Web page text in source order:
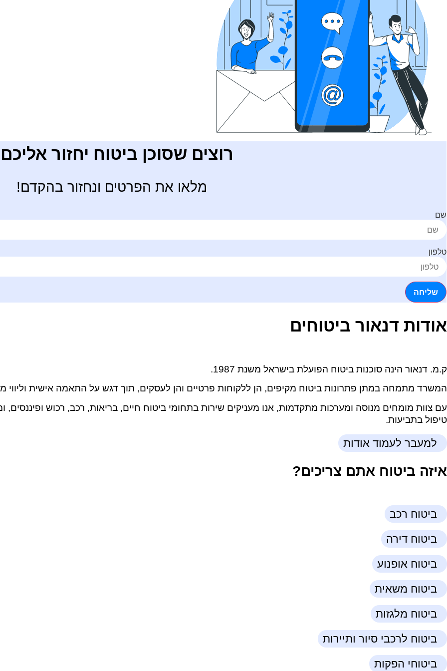
רוצים שסוכן ביטוח יחזור
מלאו את הפרטים ונחזור בהקדם!
שם
טלפון
שליחה
אודות דנאור ביטוחים
ק.מ. דנאור הינה סוכנות ביטוח הפועלת בישראל משנת 1987.
המשרד מתמחה במתן פתרונות ביטוח מקיפים, הן ללקוחות פרטיים והן לעסקים, תוך דגש על התאמה אישית וליווי
עם צוות מומחים מנוסה ומערכות מתקדמות, אנו מעניקים שירות בתחומי ביטוח חיים, בריאות, רכב, רכוש ופיננסים,
טיפול בתביעות.
למעבר לעמוד אודות
איזה ביטוח אתם צריכים?
ביטוח רכב
ביטוח דירה
ביטוח אופנוע
ביטוח משאית
ביטוח מלגזות
ביטוח לרכבי סיור ותיירות
ביטוחי הפקות